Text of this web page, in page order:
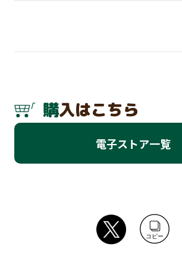
購入はこちら
電子ストア一覧
コピー